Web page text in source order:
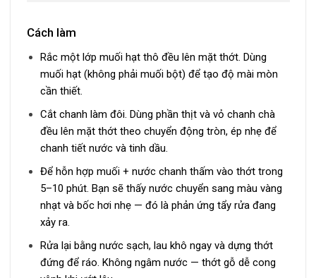
Cách làm
Rắc một lớp muối hạt thô đều lên mặt thớt. Dùng
muối hạt (không phải muối bột) để tạo độ mài mòn
cần thiết.
Cắt chanh làm đôi. Dùng phần thịt và vỏ chanh chà
đều lên mặt thớt theo chuyển động tròn, ép nhẹ để
chanh tiết nước và tinh dầu.
Để hỗn hợp muối + nước chanh thấm vào thớt trong
5–10 phút. Bạn sẽ thấy nước chuyển sang màu vàng
nhạt và bốc hơi nhẹ — đó là phản ứng tẩy rửa đang
xảy ra.
Rửa lại bằng nước sạch, lau khô ngay và dựng thớt
đứng để ráo. Không ngâm nước — thớt gỗ dễ cong